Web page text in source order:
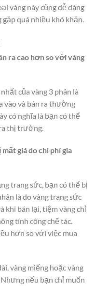
vàng này cũng dễ dàng
quá nhiều khó khăn.
ra cao hơn so với vàng
của vàng 3 phân là
vào và bán ra thường
có nghĩa là bạn có thể
thị trường.
giá do chi phí gia
trang sức, bạn có thể bị
là do vàng trang sức
khi bán lại, tiệm vàng chỉ
tính công chế tác.
hơn so với việc mua
vàng miếng hoặc vàng
nếu bạn chỉ muốn